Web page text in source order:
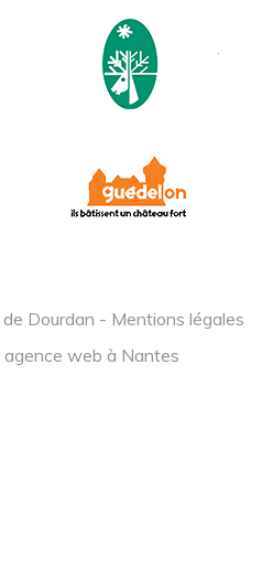
Dourdan - Mentions légales
agence web à Nantes